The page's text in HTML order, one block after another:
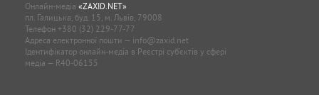
Онлайн-медіа «ZAXID.NET»
пл. Галицька, буд. 15, м. Львів, 79008
Телефон +380 (32) 229-77-77
Адреса електронної пошти — info@zaxid.net
Ідентифікатор онлайн-медіа в Реєстрі суб'єктів у сфері
медіа — R40-06155